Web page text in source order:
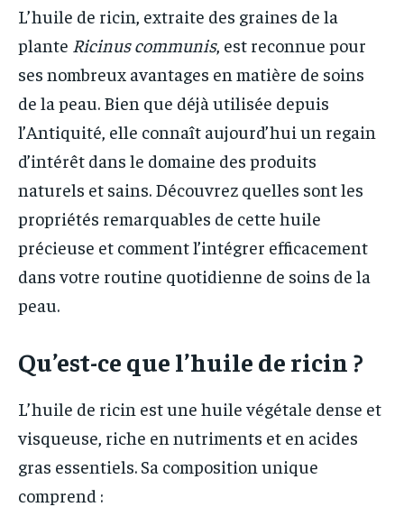
L’huile de ricin, extraite des graines de la
plante Ricinus communis, est reconnue pour
ses nombreux avantages en matière de soins
de la peau. Bien que déjà utilisée depuis
l’Antiquité, elle connaît aujourd’hui un regain
d’intérêt dans le domaine des produits
naturels et sains. Découvrez quelles sont les
propriétés remarquables de cette huile
précieuse et comment l’intégrer efficacement
dans votre routine quotidienne de soins de la
peau.
Qu’est-ce que l’huile de ricin ?
L’huile de ricin est une huile végétale dense et
visqueuse, riche en nutriments et en acides
gras essentiels. Sa composition unique
comprend :